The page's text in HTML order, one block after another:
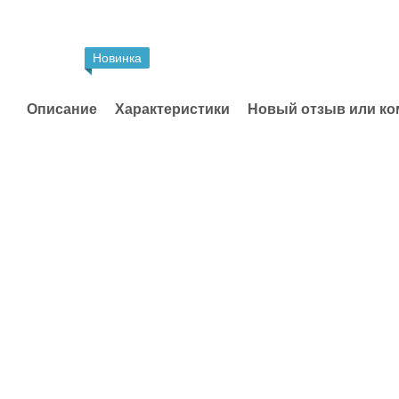
Новинка
Описание Характеристики Новый отзыв или